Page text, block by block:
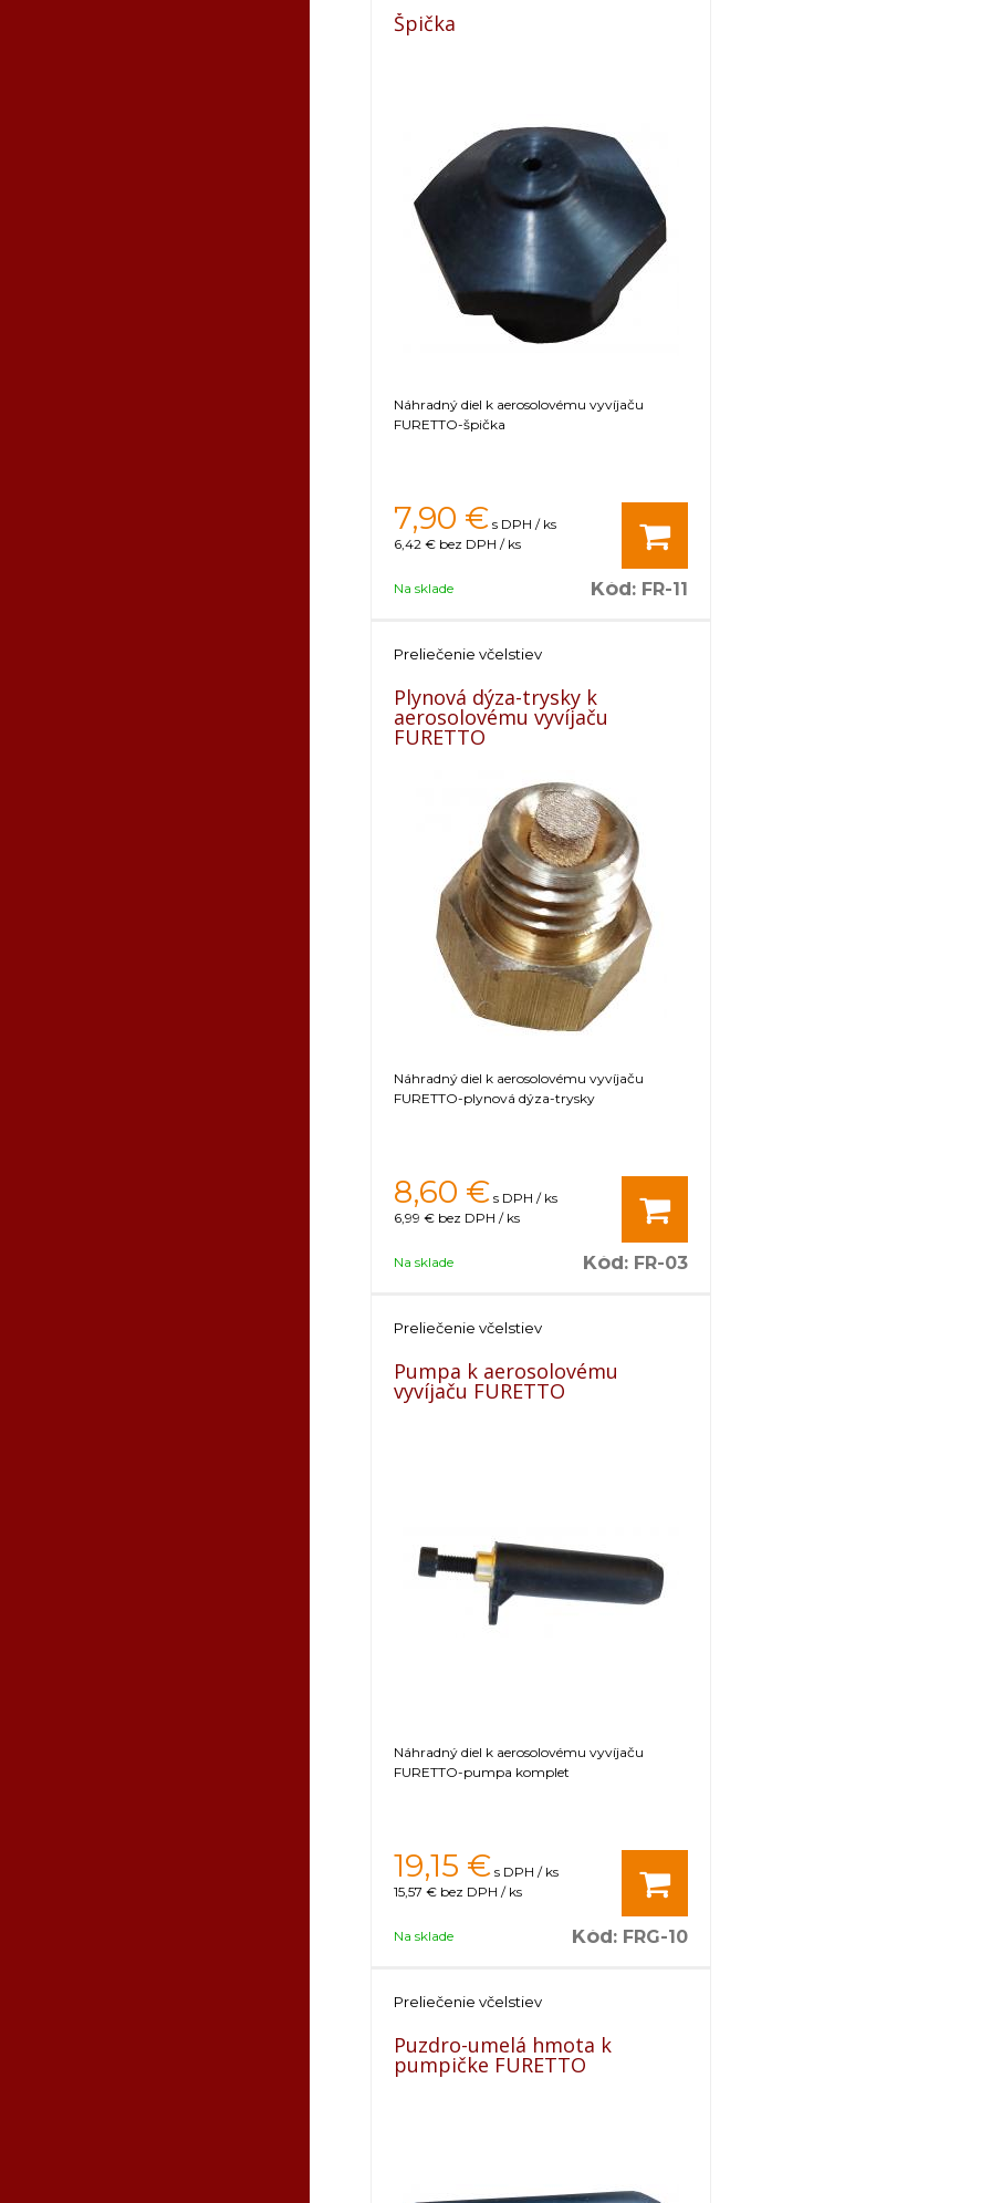
Špička
Náhradný diel k aerosolovému vyvíjaču
FURETTO-špička
7,90 € s DPH / ks
6,42 € bez DPH / ks
Na sklade Kód: FR-11
Preliečenie včelstiev
Plynová dýza-trysky k
aerosolovému vyvíjaču
FURETTO
Náhradný diel k aerosolovému vyvíjaču
FURETTO-plynová dýza-trysky
8,60 € s DPH / ks
6,99 € bez DPH / ks
Na sklade Kód: FR-03
Preliečenie včelstiev
Pumpa k aerosolovému
vyvíjaču FURETTO
Náhradný diel k aerosolovému vyvíjaču
FURETTO-pumpa komplet
19,15 € s DPH / ks
15,57 € bez DPH / ks
Na sklade Kód: FRG-10
Preliečenie včelstiev
Puzdro-umelá hmota k
pumpičke FURETTO